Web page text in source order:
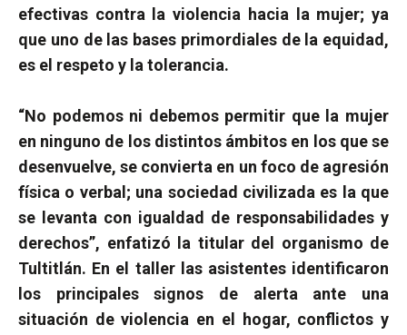
efectivas contra la violencia hacia la mujer; ya
que uno de las bases primordiales de la equidad,
es el respeto y la tolerancia.
“No podemos ni debemos permitir que la mujer
en ninguno de los distintos ámbitos en los que se
desenvuelve, se convierta en un foco de agresión
física o verbal; una sociedad civilizada es la que
se levanta con igualdad de responsabilidades y
derechos”, enfatizó la titular del organismo de
Tultitlán. En el taller las asistentes identificaron
los principales signos de alerta ante una
situación de violencia en el hogar, conflictos y